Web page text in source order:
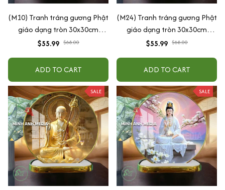
(M10) Tranh tráng gương Phật
giáo dạng tròn 30x30cm
(Tặng đế để bàn)
$55.99 $68.00
ADD TO CART
(M24) Tranh tráng gương Phật
giáo dạng tròn 30x30cm
(Tặng đế để bàn)
$55.99 $68.00
ADD TO CART
SALE SALE